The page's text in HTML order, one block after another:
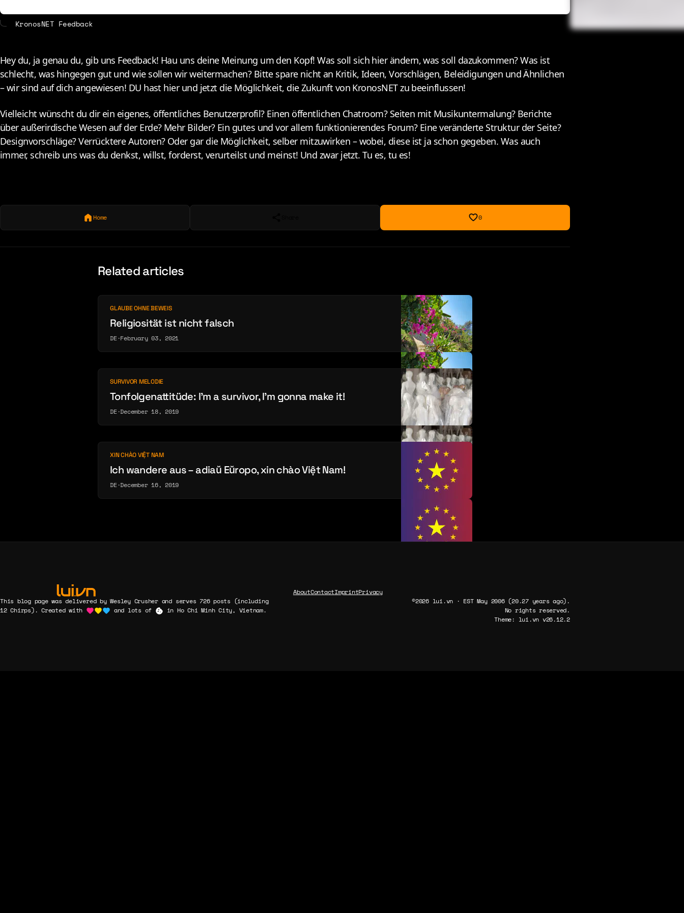
KronosNET Feedback
Hey du, ja genau du, gib uns Feedback! Hau uns deine Meinung um den Kopf! Was soll sich hier ändern, was soll dazukommen? Was ist
schlecht, was hingegen gut und wie sollen wir weitermachen? Bitte spare nicht an Kritik, Ideen, Vorschlägen, Beleidigungen und Ähnlichen
– wir sind auf dich angewiesen! DU hast hier und jetzt die Möglichkeit, die Zukunft von KronosNET zu beeinflussen!
Vielleicht wünscht du dir ein eigenes, öffentliches Benutzerprofil? Einen öffentlichen Chatroom? Seiten mit Musikuntermalung? Berichte
über außerirdische Wesen auf der Erde? Mehr Bilder? Ein gutes und vor allem funktionierendes Forum? Eine veränderte Struktur der Seite?
Designvorschläge? Verrücktere Autoren? Oder gar die Möglichkeit, selber mitzuwirken – wobei, diese ist ja schon gegeben. Was auch
immer, schreib uns was du denkst, willst, forderst, verurteilst und meinst! Und zwar jetzt. Tu es, tu es!
Home 0
Related articles
GLAUBE OHNE BEWEIS
Religiosität ist nicht falsch
DE·February 03, 2021
SURVIVOR MELODIE
Tonfolgenattitüde: I’m a survivor, I’m gonna make it!
DE·December 18, 2019
XIN CHÀO VIỆT NAM
Ich wandere aus – adiaŭ Eŭropo, xin chào Việt Nam!
DE·December 16, 2019
This blog page was delivered by Wesley Crusher and serves 726 posts (including
12 Chirps). Created with
and lots of in Ho Chi Minh City, Vietnam.
AboutContactImprintPrivacy
©2026 lui.vn · EST May 2006 (20.27 years ago).
No rights reserved.
Theme: lui.vn v26.12.2